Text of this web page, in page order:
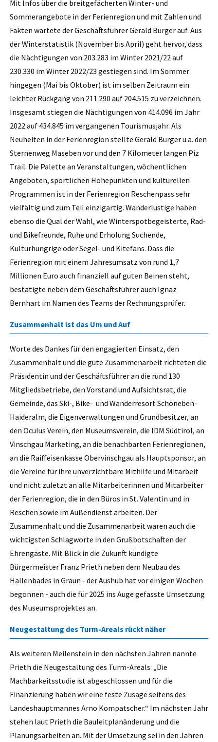
Mit Infos über die breitgefächerten Winter- und
Sommerangebote in der Ferienregion und mit Zahlen und
Fakten wartete der Geschäftsführer Gerald Burger auf. Aus
der Winterstatistik (November bis April) geht hervor, dass
die Nächtigungen von 203.283 im Winter 2021/22 auf
230.330 im Winter 2022/23 gestiegen sind. Im Sommer
hingegen (Mai bis Oktober) ist im selben Zeitraum ein
leichter Rückgang von 211.290 auf 204.515 zu verzeichnen.
Insgesamt stiegen die Nächtigungen von 414.096 im Jahr
2022 auf 434.845 im vergangenen Tourismusjahr. Als
Neuheiten in der Ferienregion stellte Gerald Burger u.a. den
Sternenweg Maseben vor und den 7 Kilometer langen Piz
Trail. Die Palette an Veranstaltungen, wöchentlichen
Angeboten, sportlichen Höhepunkten und kulturellen
Programmen ist in der Ferienregion Reschenpass sehr
vielfältig und zum Teil einzigartig. Wanderlustige haben
ebenso die Qual der Wahl, wie Winterspotbegeisterte, Rad-
und Bikefreunde, Ruhe und Erholung Suchende,
Kulturhungrige oder Segel- und Kitefans. Dass die
Ferienregion mit einem Jahresumsatz von rund 1,7
Millionen Euro auch finanziell auf guten Beinen steht,
bestätigte neben dem Geschäftsführer auch Ignaz
Bernhart im Namen des Teams der Rechnungsprüfer.
Zusammenhalt ist das Um und Auf
Worte des Dankes für den engagierten Einsatz, den
Zusammenhalt und die gute Zusammenarbeit richteten die
Präsidentin und der Geschäftsführer an die rund 130
Mitgliedsbetriebe, den Vorstand und Aufsichtsrat, die
Gemeinde, das Ski-, Bike- und Wanderresort Schöneben-
Haideralm, die Eigenverwaltungen und Grundbesitzer, an
den Oculus Verein, den Museumsverein, die IDM Südtirol, an
Vinschgau Marketing, an die benachbarten Ferienregionen,
an die Raiffeisenkasse Obervinschgau als Hauptsponsor, an
die Vereine für ihre unverzichtbare Mithilfe und Mitarbeit
und nicht zuletzt an alle Mitarbeiterinnen und Mitarbeiter
der Ferienregion, die in den Büros in St. Valentin und in
Reschen sowie im Außendienst arbeiten. Der
Zusammenhalt und die Zusammenarbeit waren auch die
wichtigsten Schlagworte in den Grußbotschaften der
Ehrengäste. Mit Blick in die Zukunft kündigte
Bürgermeister Franz Prieth neben dem Neubau des
Hallenbades in Graun - der Aushub hat vor einigen Wochen
begonnen - auch die für 2025 ins Auge gefasste Umsetzung
des Museumsprojektes an.
Neugestaltung des Turm-Areals rückt näher
Als weiteren Meilenstein in den nächsten Jahren nannte
Prieth die Neugestaltung des Turm-Areals: „Die
Machbarkeitsstudie ist abgeschlossen und für die
Finanzierung haben wir eine feste Zusage seitens des
Landeshauptmannes Arno Kompatscher.“ Im nächsten Jahr
stehen laut Prieth die Bauleitplanänderung und die
Planungsarbeiten an. Mit der Umsetzung sei in den Jahren